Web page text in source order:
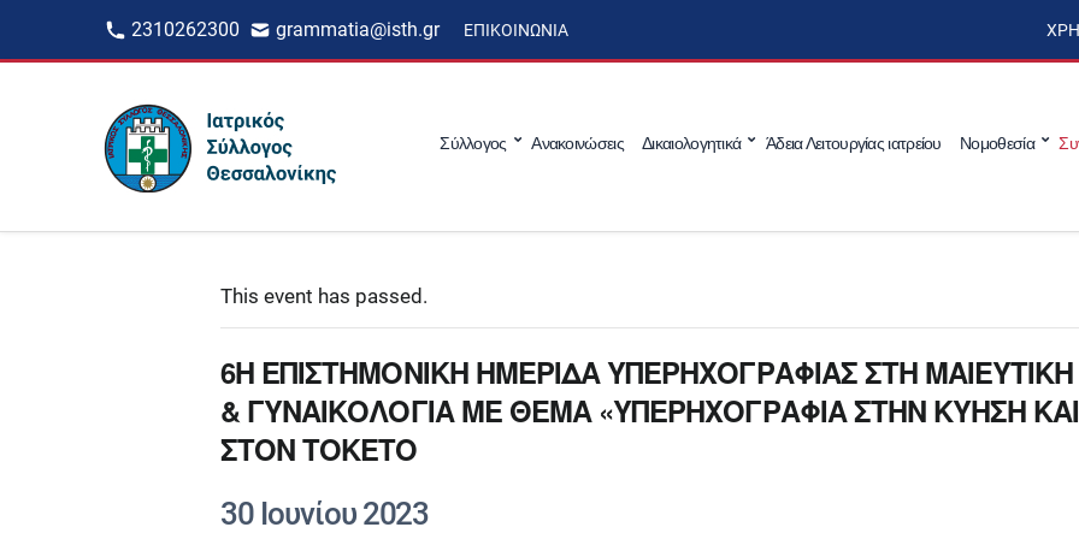
2310262300 grammatia@isth.gr ΕΠΙΚΟΙΝΩΝΊΑ
Σύλλογος Ανακοινώσεις Δικαιολογητικά Άδεια Λειτουργίας ιατρείου Νομοθεσία
This event has passed.
6Η ΕΠΙΣΤΗΜΟΝΙΚΗ ΗΜΕΡΙΔΑ ΥΠΕΡΗΧΟΓΡΑΦΙΑΣ ΣΤΗ ΜΑΙΕΥΤΙΚΗ
& ΓΥΝΑΙΚΟΛΟΓΙΑ ΜΕ ΘΕΜΑ «ΥΠΕΡΗΧΟΓΡΑΦΙΑ ΣΤΗΝ ΚΥΗΣΗ ΚΑΙ
ΣΤΟΝ ΤΟΚΕΤΟ
30 Ιουνίου 2023